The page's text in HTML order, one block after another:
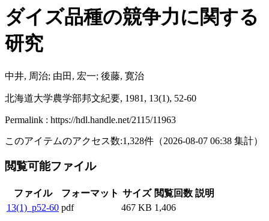
ダイズ品種の競争力に関する
研究
中井, 周治; 由田, 宏一; 後藤, 寛治
北海道大学農学部邦文紀要, 1981, 13(1), 52-60
Permalink : https://hdl.handle.net/2115/11963
このアイテムのアクセス数:1,328件 （2026-08-07 06:38 集計）
閲覧可能ファイル
ファイル フォーマット サイズ 閲覧回数 説明
13(1)_p52-60 pdf 467 KB 1,406